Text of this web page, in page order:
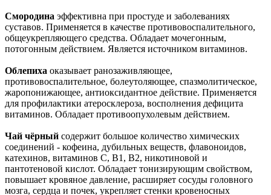
Смородина эффективна при простуде и заболеваниях
суставов. Применяется в качестве противовоспалительного,
общеукрепляющего средства. Обладает мочегонным,
потогонным действием. Является источником витаминов.
Облепиха оказывает ранозаживляющее,
противовоспалительное, болеутоляющее, спазмолитическое,
жаропонижающее, антиоксидантное действие. Применяется
для профилактики атеросклероза, восполнения дефицита
витаминов. Обладает противоопухолевым действием.
Чай чёрный содержит большое количество химических
соединений - кофеина, дубильных веществ, флавоноидов,
катехинов, витаминов С, В1, В2, никотиновой и
пантотеновой кислот. Обладает тонизирующим свойством,
повышает кровяное давление, расширяет сосуды головного
мозга, сердца и почек, укрепляет стенки кровеносных